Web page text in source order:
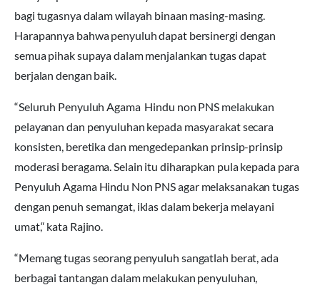
bagi tugasnya dalam wilayah binaan masing-masing.
Harapannya bahwa penyuluh dapat bersinergi dengan
semua pihak supaya dalam menjalankan tugas dapat
berjalan dengan baik.
“Seluruh Penyuluh Agama Hindu non PNS melakukan
pelayanan dan penyuluhan kepada masyarakat secara
konsisten, beretika dan mengedepankan prinsip-prinsip
moderasi beragama. Selain itu diharapkan pula kepada para
Penyuluh Agama Hindu Non PNS agar melaksanakan tugas
dengan penuh semangat, iklas dalam bekerja melayani
umat,“ kata Rajino.
“Memang tugas seorang penyuluh sangatlah berat, ada
berbagai tantangan dalam melakukan penyuluhan,